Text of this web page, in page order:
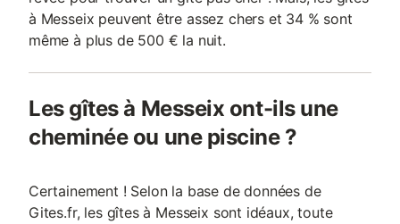
à Messeix peuvent être assez chers et 34 % sont
même à plus de 500 € la nuit.
Les gîtes à Messeix ont-ils une
cheminée ou une piscine ?
Certainement ! Selon la base de données de
Gites.fr, les gîtes à Messeix sont idéaux, toute